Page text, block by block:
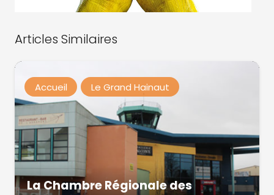
Articles Similaires
Accueil Le Grand Hainaut
La Chambre Régionale des